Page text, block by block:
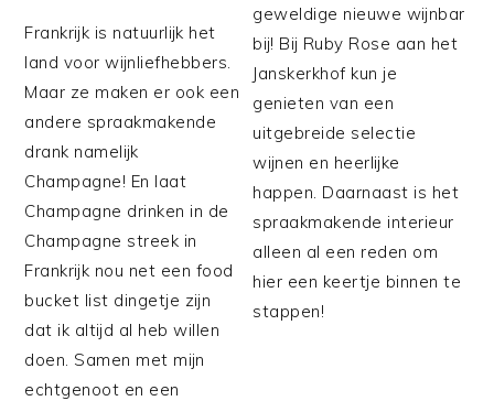
Frankrijk is natuurlijk het
land voor wijnliefhebbers.
Maar ze maken er ook een
andere spraakmakende
drank namelijk
Champagne! En laat
Champagne drinken in de
Champagne streek in
Frankrijk nou net een food
bucket list dingetje zijn
dat ik altijd al heb willen
doen. Samen met mijn
echtgenoot en een
geweldige nieuwe wijnbar
bij! Bij Ruby Rose aan het
Janskerkhof kun je
genieten van een
uitgebreide selectie
wijnen en heerlijke
happen. Daarnaast is het
spraakmakende interieur
alleen al een reden om
hier een keertje binnen te
stappen!